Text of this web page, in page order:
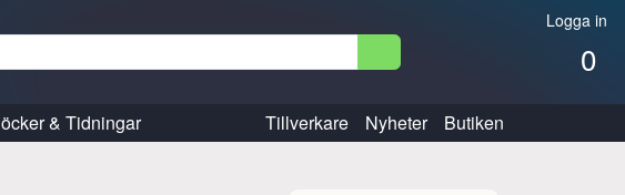
Logga in
0
& Tidningar Tillverkare Nyheter Butiken